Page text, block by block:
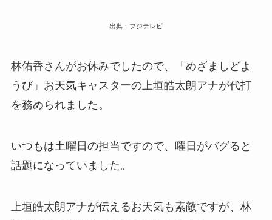
出典：フジテレビ
林佑香さんがお休みでしたので、
「めざましどよ
うび」お天気キャスターの上垣皓太朗アナが代打
を務められました。
いつもは土曜日の担当ですので、曜日がバグると
話題になっていました。
上垣皓太朗アナが伝えるお天気も素敵ですが、林